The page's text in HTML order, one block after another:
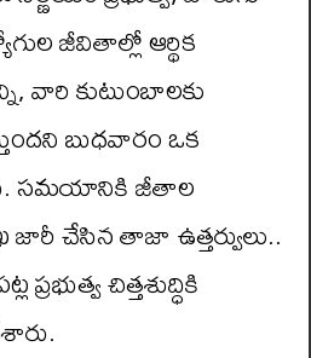
జీవితాల్లో ఆర్థిక
వారి కుటుంబాల‌కు
బుధవారం ఒక
స‌మయానికి జీతాల
జారీ చేసిన తాజా ఉత్తర్వులు..
చిత్త‌శుద్ధికి